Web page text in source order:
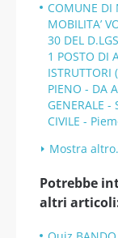
COMUNE DI
MOBILITA’
30 DEL
1 POSTO DI
ISTRUTTORI
PIENO - DA
GENERALE -
CIVILE -
Mostra
Potrebbe
altri